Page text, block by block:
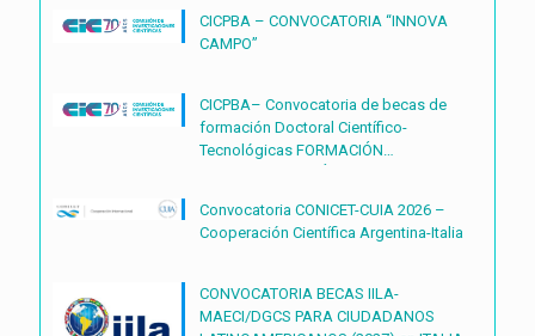
CICPBA – CONVOCATORIA “INNOVA
CAMPO”
CICPBA– Convocatoria de becas de
formación Doctoral Científico-
Tecnológicas FORMACIÓN
Convocatoria CONICET-CUIA 2026 –
Cooperación Científica Argentina-Italia
CONVOCATORIA BECAS IILA-
MAECI/DGCS PARA CIUDADANOS